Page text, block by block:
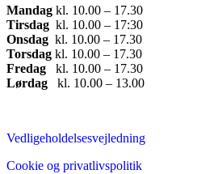
Mandag ​ kl. 10.00 – 17.30​
Tirsdag ​ kl. 10.00 – 17:30​
Onsdag ​ kl. 10.00 – 17.30​
Torsdag ​ kl. 10.00 – 17.30​
Fredag ​ kl. 10.00 – 17.30​
Lørdag ​ kl. 10.00 – 13.00
Vedligeholdelsesvejledning
Cookie og privatlivspolitik